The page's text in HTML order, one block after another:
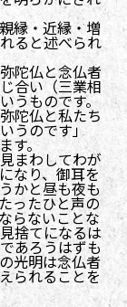
縁・近縁・増
ると述べられ
陀仏と念仏者
合い（三業相
うものです。
陀仏と私たち
うのです」
す。
まわしてわが
なり、御耳を
かと昼も夜も
ったひと声の
らないことな
捨てになるは
あろうはずも
光明は念仏者
られることを